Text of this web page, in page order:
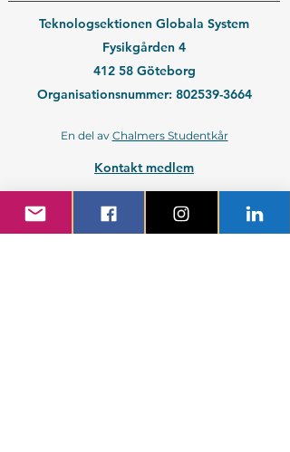
Teknologsektionen Globala System
Fysikgården 4
412 58 Göteborg
Organisationsnummer: 802539-3664
En del av Chalmers Studentkår
Kontakt medlem
Blivande student